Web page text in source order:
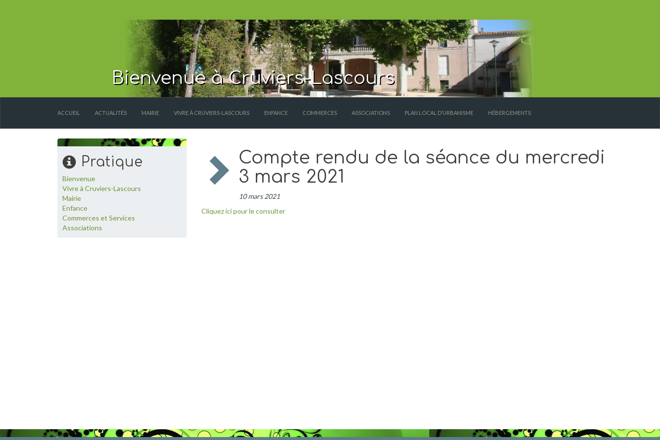
Bienvenue à Cruviers-Lascours
ACCUEIL ACTUALITÉS MAIRIE VIVRE À CRUVIERS-LASCOURS ENFANCE COMMERCES ASSOCIATIONS PLAN LOCAL D’URBANISME HÉBERGEMENTS
Compte rendu de la séance du mercredi
3 mars 2021
10 mars 2021
Cliquez ici pour le consulter
Pratique
Bienvenue
Vivre à Cruviers-Lascours
Mairie
Enfance
Commerces et Services
Associations